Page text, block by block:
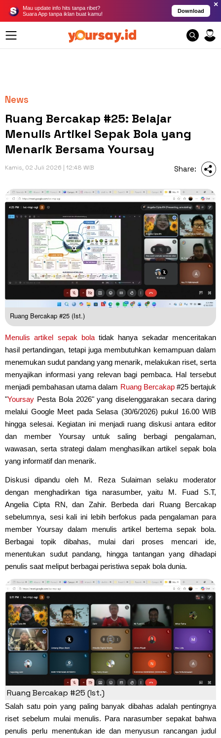
Mau update info hits tanpa ribet?
Suara App tanpa iklan buat kamu!
Download
×
News
Ruang Bercakap #25: Belajar
Menulis Artikel Sepak Bola yang
Menarik Bersama Yoursay
Kamis, 02 Juli 2026 | 12:48 WIB Share:
Ruang Bercakap #25 (Ist.)
Menulis artikel sepak bolatidak hanya sekadar menceritakan
hasil pertandingan, tetapi juga membutuhkan kemampuan dalam
menemukan sudut pandang yang menarik, melakukan riset, serta
menyajikan informasi yang relevan bagi pembaca. Hal tersebut
menjadi pembahasan utama dalam Ruang Bercakap#25 bertajuk
"Yoursay Pesta Bola 2026" yang diselenggarakan secara daring
melalui Google Meet pada Selasa (30/6/2026) pukul 16.00 WIB
hingga selesai. Kegiatan ini menjadi ruang diskusi antara editor
dan member Yoursay untuk saling berbagi pengalaman,
wawasan, serta strategi dalam menghasilkan artikel sepak bola
yang informatif dan menarik.
Diskusi dipandu oleh M. Reza Sulaiman selaku moderator
dengan menghadirkan tiga narasumber, yaitu M. Fuad S.T,
Angelia Cipta RN, dan Zahir. Berbeda dari Ruang Bercakap
sebelumnya, sesi kali ini lebih berfokus pada pengalaman para
member Yoursay dalam menulis artikel bertema sepak bola.
Berbagai topik dibahas, mulai dari proses mencari ide,
menentukan sudut pandang, hingga tantangan yang dihadapi
penulis saat meliput berbagai peristiwa sepak bola dunia.
Ruang Bercakap #25 (Ist.)
Salah satu poin yang paling banyak dibahas adalah pentingnya
riset sebelum mulai menulis. Para narasumber sepakat bahwa
penulis perlu menentukan ide dan menyusun rancangan judul